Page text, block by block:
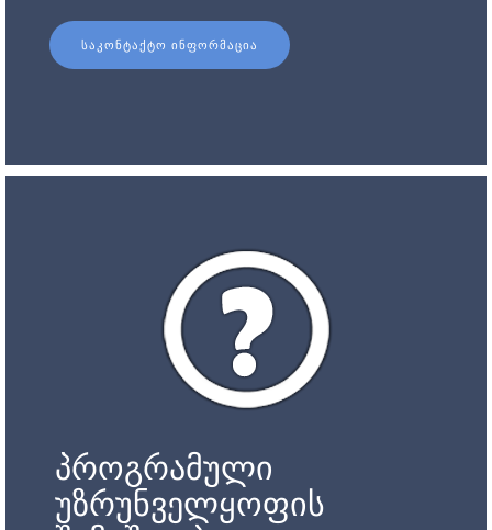
ᲡᲐᲙᲝᲜᲢᲐᲥᲢᲝ ᲘᲜᲤᲝᲠᲛᲐᲪᲘᲐ
პროგრამული
უზრუნველყოფის